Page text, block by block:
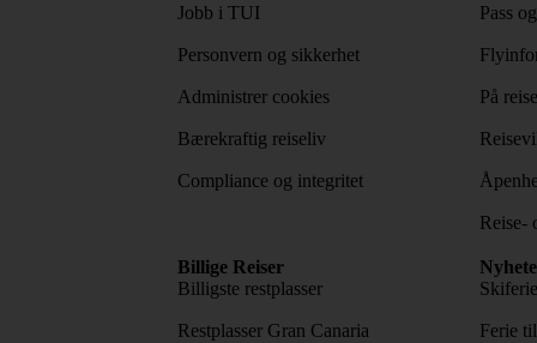
Jobb i TUI
Personvern og sikkerhet
Administrer cookies
Bærekraftig reiseliv
Compliance og integritet
Pass
På
Reise-
Billige Reiser
Billigste restplasser
Restplasser Gran Canaria
Skiferie
Ferie